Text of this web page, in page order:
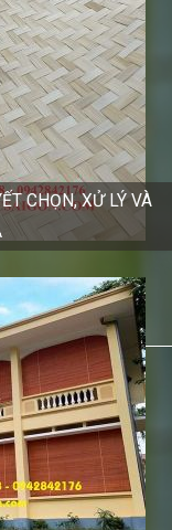
CHỌN, XỬ LÝ VÀ